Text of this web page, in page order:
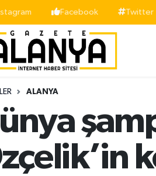
Facebook Twitter
ALANYA
Eczaneler
Durumu
Durumu ve Fikstür